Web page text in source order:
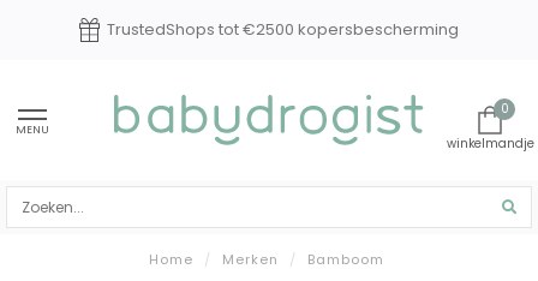
TrustedShops tot €2500 kopersbescherming
MENU
0
Home / Merken / Bamboom